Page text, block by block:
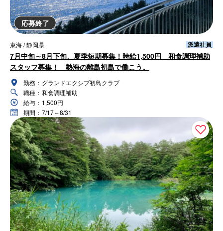
応募終了
東海 / 静岡県 派遣社員
7月中旬～8月下旬、夏季短期募集！時給1,500円 和食調理補助
スタッフ募集！ 熱海の離島初島で働こう。
勤務： グランドエクシブ初島クラブ
職種： 和食調理補助
給与： 1,500円
期間： 7/17～8/31